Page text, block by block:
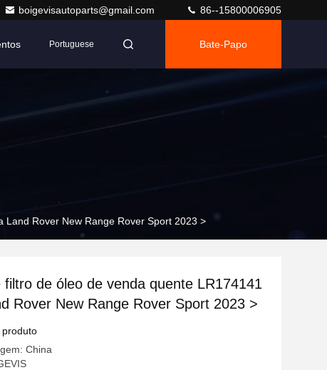
boigevisautoparts@gmail.com 86--15800006905
Portuguese Bate-Papo
Rover New Range Rover Sport 2023 >
filtro de óleo de venda quente LR174141
Rover New Range Rover Sport 2023 >
produto
China